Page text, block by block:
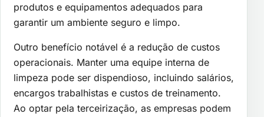
produtos e equipamentos adequados para
garantir um ambiente seguro e limpo.
Outro benefício notável é a redução de custos
operacionais. Manter uma equipe interna de
limpeza pode ser dispendioso, incluindo salários,
encargos trabalhistas e custos de treinamento.
Ao optar pela terceirização, as empresas podem